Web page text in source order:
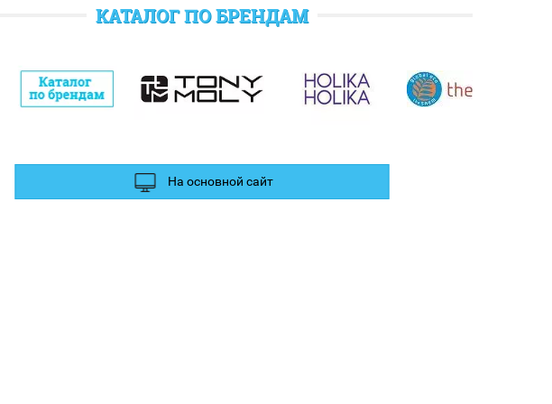
баллы Вы можете получить за отзыв и фотографии в
КАТАЛОГ ПО БРЕНДАМ
На основной сайт